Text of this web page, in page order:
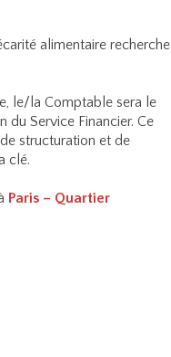
alimentaire recherche
le/la Comptable sera le
Service Financier. Ce
structuration et de
clé.
Paris – Quartier